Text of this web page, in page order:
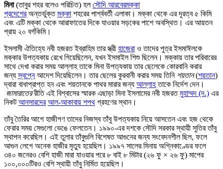
মিনা(তাবুর শহর বলেও পরিচিত) হলসৌদি আরবেরমক্কা
প্রদেশেরঅন্তর্ভুক্তমক্কা শহরের পার্শ্ববর্তী এলাকা। মক্কা থেকে এর দূরত্ব ৫ কিমি
এবং এটি মক্কা থেকে আরাফাতের দিকে যাওয়ার সড়কের পাশে অবস্থিত। এর আয়তন
প্রায় ২০ বর্গকিমি।
ইসলামী ঐতিহ্যে নবী হজরত ইব্রাহিম তার স্ত্রী হাজেরা ও তাদের পুত্র ইসমাঈলকে
মক্কার উপত্যকায় রেখে গিয়েছিলেন, যখন ইসমাইল শিশু ছিলেন। মক্কায় তার পরিবারের
সাথে দেখা করার সময় আল্লাহ তাকে মিনা উপত্যকায় তার ছেলেকে কোরবানি করার
জন্যস্বপ্নেআদেশ দিয়েছিলেন। তার ছেলের কুরবানী করার সময় তিনি শয়তান(শয়তান)
দ্বারা বাধাপ্রাপ্ত হন এবং শয়তানকে পাথর মারার জন্য আল্লাহতাকে নির্দেশ দেন।
জামারাতেররীতি এই বিশ্বাসের স্মারক এছাড়া মিনা ইসলামের নবী হজরতমুহাম্মদ (দ.) এর
নিকটআনসারদের আল-আকাবায় শপথ গ্রহণের স্থান।
তাঁবু তৈরির আগে হাজীগণ তাদের নিজস্ব তাঁবু উপত্যকায় নিয়ে আসতেন এবং হজ থেকে
ফেরার সময় সেগুলো ভেঙে ফেলতেন। ১৯৯০-এর দশকে সৌদি সরকার স্থায়ী সুতির তাঁবু
স্থাপন করেছিল। এই তুলার তাঁবুগুলি বিশেষত আগুনের জন্য সংবেদনশীল ছিল, ফলে
আগুন লেগে অনেক হাজীর মৃত্যু হয়েছিল। ১৯৯৭ সালের মিনায় অগ্নিকাণ্ডের ফলে
৩৪০ জনেরও বেশি হাজী মারা যাওয়ার পরে ৮ বাই ৮ মিটার (২৬ ফু × ২৬ ফু) মাপের
১০০,০০০টিরও বেশি স্থায়ী তাঁবু নির্মিত হয়েছিল।